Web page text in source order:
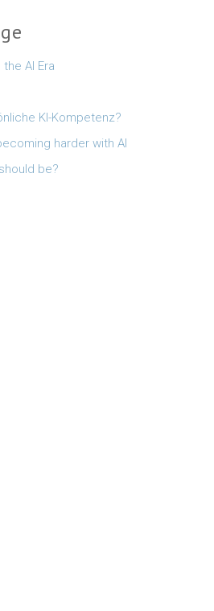
AI Era
KI-Kompetenz?
harder with AI
be?